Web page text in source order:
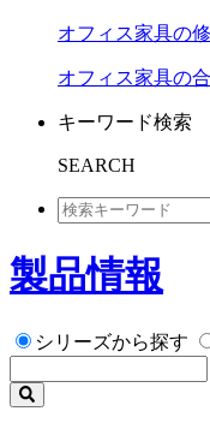
オフィス家具の
オフィス家具の
キーワード検索
SEARCH
製品情報
シリーズから探す